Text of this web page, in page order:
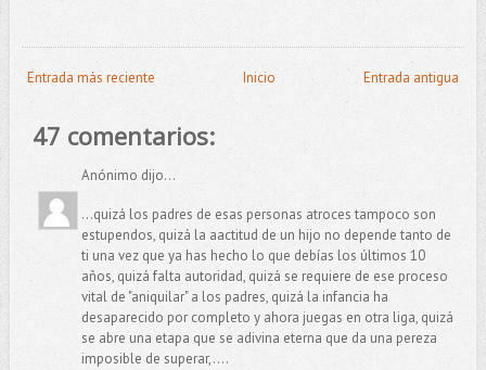
Entrada más reciente Entrada antigua
Inicio
47 comentarios:
Anónimo dijo...
...quizá los padres de esas personas atroces tampoco son
estupendos, quizá la aactitud de un hijo no depende tanto de
ti una vez que ya has hecho lo que debías los últimos 10
años, quizá falta autoridad, quizá se requiere de ese proceso
vital de "aniquilar" a los padres, quizá la infancia ha
desaparecido por completo y ahora juegas en otra liga, quizá
se abre una etapa que se adivina eterna que da una pereza
imposible de superar,....